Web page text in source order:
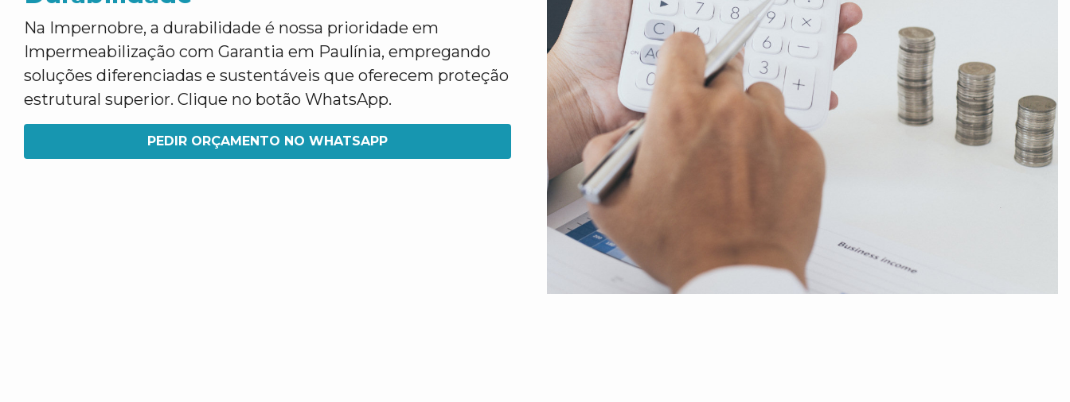
Na Impernobre, a durabilidade é nossa prioridade em
Impermeabilização com Garantia em Paulínia, empregando
soluções diferenciadas e sustentáveis que oferecem proteção
estrutural superior. Clique no botão WhatsApp.
PEDIR ORÇAMENTO NO WHATSAPP